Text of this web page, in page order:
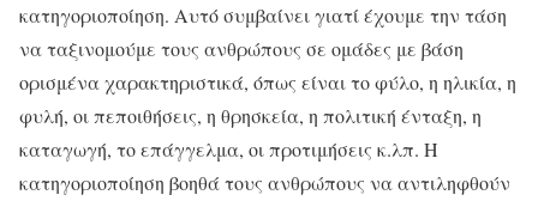
κατηγοριοποίηση. Αυτό συμβαίνει γιατί έχουμε την τάση
να ταξινομούμε τους ανθρώπους σε ομάδες με βάση
ορισμένα χαρακτηριστικά, όπως είναι το φύλο, η ηλικία, η
φυλή, οι πεποιθήσεις, η θρησκεία, η πολιτική ένταξη, η
καταγωγή, το επάγγελμα, οι προτιμήσεις κ.λπ. Η
κατηγοριοποίηση βοηθά τους ανθρώπους να αντιληφθούν